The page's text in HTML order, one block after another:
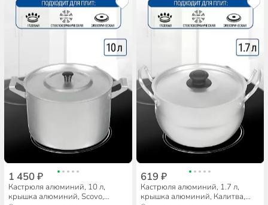
1 450 ₽
Кастрюля алюминий, 10 л,
крышка алюминий, Scovo,
619 ₽
Кастрюля алюминий, 1.7 л,
крышка алюминий, Калитва,